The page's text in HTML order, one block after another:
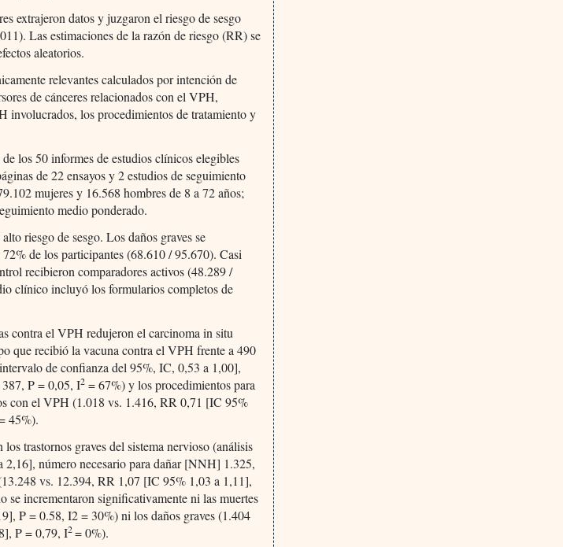
extrajeron datos y juzgaron el riesgo de sesgo
Las estimaciones de la razón de riesgo (RR) se
aleatorios.
relevantes calculados por intención de
de cánceres relacionados con el VPH,
involucrados, los procedimientos de tratamiento y
los 50 informes de estudios clínicos elegibles
de 22 ensayos y 2 estudios de seguimiento
mujeres y 16.568 hombres de 8 a 72 años;
medio ponderado.
riesgo de sesgo. Los daños graves se
de los participantes (68.610 / 95.670). Casi
recibieron comparadores activos (48.289 /
clínico incluyó los formularios completos de
contra el VPH redujeron el carcinoma in situ
que recibió la vacuna contra el VPH frente a 490
de confianza del 95%, IC, 0,53 a 1,00],
P = 0,05, I2 = 67%) y los procedimientos para
con el VPH (1.018 vs. 1.416, RR 0,71 [IC 95%
45%).
trastornos graves del sistema nervioso (análisis
número necesario para dañar [NNH] 1.325,
vs. 12.394, RR 1,07 [IC 95% 1,03 a 1,11],
se incrementaron significativamente ni las muertes
P = 0.58, I2 = 30%) ni los daños graves (1.404
P = 0,79, I2 = 0%).